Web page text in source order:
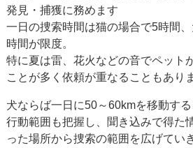
発見・捕獲に務めます
一日の捜索時間は猫の場合で5時間
時間が限度。
特に夏は雷、花火などの音でペット
ことが多く依頼が重なることもあり
犬ならば一日に50～60kmを移動す
行動範囲も把握し、聞き込みで得た
った場所から捜索の範囲を広げてい